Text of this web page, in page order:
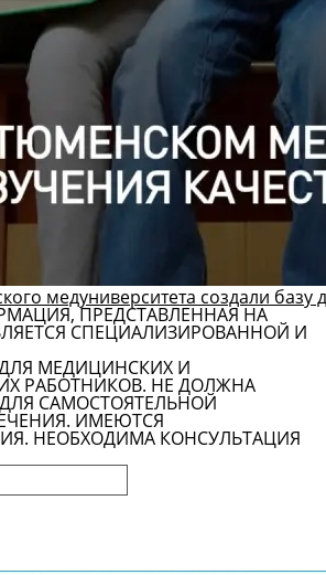
медуниверситета создали
ПРЕДСТАВЛЕННАЯ НА
СПЕЦИАЛИЗИРОВАННОЙ И
МЕДИЦИНСКИХ И
РАБОТНИКОВ. НЕ ДОЛЖНА
САМОСТОЯТЕЛЬНОЙ
ИМЕЮТСЯ
НЕОБХОДИМА КОНСУЛЬТАЦИЯ